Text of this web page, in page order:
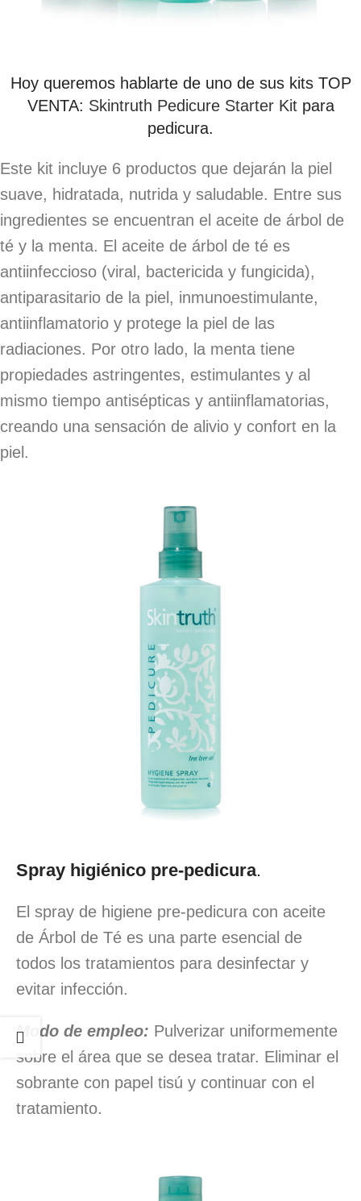
Hoy queremos hablarte de uno de sus kits TOP
VENTA: Skintruth Pedicure Starter Kitpara
pedicura.
Este kit incluye 6 productos que dejarán la piel
suave, hidratada, nutrida y saludable. Entre sus
ingredientes se encuentran el aceite de árbol de
té y la menta. El aceite de árbol de té es
antiinfeccioso (viral, bactericida y fungicida),
antiparasitario de la piel, inmunoestimulante,
antiinflamatorio y protege la piel de las
radiaciones. Por otro lado, la menta tiene
propiedades astringentes, estimulantes y al
mismo tiempo antisépticas y antiinflamatorias,
creando una sensación de alivio y confort en la
piel.
Spray higiénico pre-pedicura.
El spray de higiene pre-pedicura con aceite
de Árbol de Té es una parte esencial de
todos los tratamientos para desinfectar y
evitar infección.
Modo de empleo: Pulverizar uniformemente
sobre el área que se desea tratar. Eliminar el
sobrante con papel tisú y continuar con el
tratamiento.